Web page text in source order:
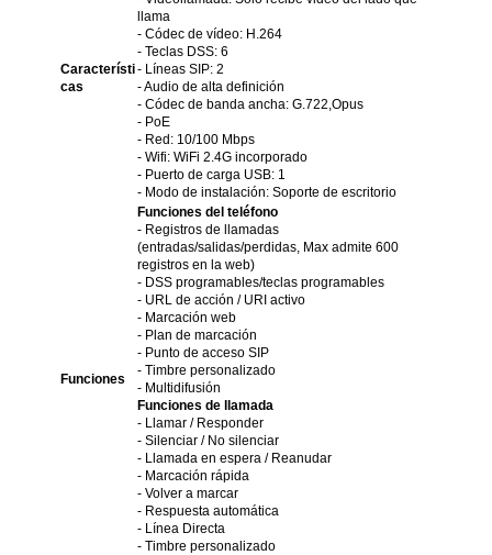
Característi
cas
llama
- Códec de vídeo: H.264
- Teclas DSS: 6
- Líneas SIP: 2
- Audio de alta definición
- Códec de banda ancha: G.722,Opus
- PoE
- Red: 10/100 Mbps
- Wifi: WiFi 2.4G incorporado
- Puerto de carga USB: 1
- Modo de instalación: Soporte de escritorio
Funciones
Funciones del teléfono
- Registros de llamadas
(entradas/salidas/perdidas, Max admite 600
registros en la web)
- DSS programables/teclas programables
- URL de acción / URI activo
- Marcación web
- Plan de marcación
- Punto de acceso SIP
- Timbre personalizado
- Multidifusión
Funciones de llamada
- Llamar / Responder
- Silenciar / No silenciar
- Llamada en espera / Reanudar
- Marcación rápida
- Volver a marcar
- Respuesta automática
- Línea Directa
- Timbre personalizado